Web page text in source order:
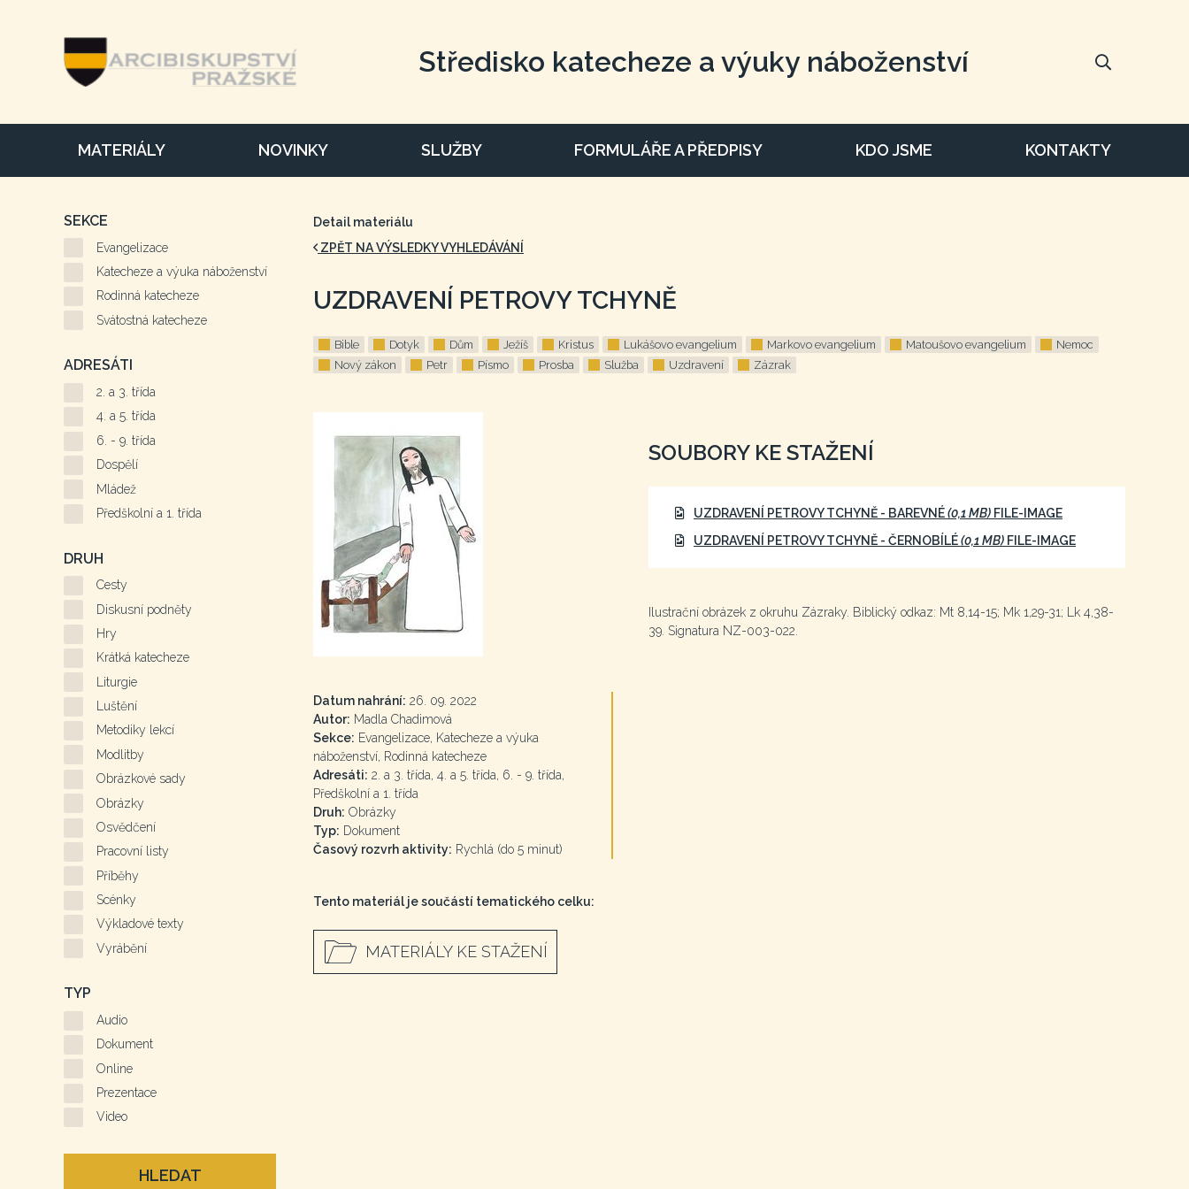
Středisko katecheze a výuky náboženství
MATERIÁLY NOVINKY SLUŽBY FORMULÁŘE A PŘEDPISY KDO JSME KONTAKTY
Detail materiálu
ZPĚT NA VÝSLEDKY VYHLEDÁVÁNÍ
UZDRAVENÍ PETROVY TCHYNĚ
Bible Dotyk Dům Ježíš Kristus Lukášovo evangelium Markovo evangelium Matoušovo evangelium
Nemoc
Nový zákon
Petr Písmo Prosba Služba Uzdravení Zázrak
Datum nahrání: 26. 09. 2022
Autor: Madla Chadimová
Sekce: Evangelizace, Katecheze a výuka
náboženství, Rodinná katecheze
Adresáti: 2. a 3. třída, 4. a 5. třída, 6. - 9. třída,
Předškolní a 1. třída
Druh: Obrázky
Typ: Dokument
Časový rozvrh aktivity: Rychlá (do 5 minut)
Tento materiál je součástí tematického celku:
MATERIÁLY KE STAŽENÍ
SOUBORY KE STAŽENÍ
UZDRAVENÍ PETROVY TCHYNĚ - BAREVNÉ(0,1 MB) FILE-IMAGE
UZDRAVENÍ PETROVY TCHYNĚ - ČERNOBÍLÉ(0,1 MB) FILE-IMAGE
Ilustrační obrázek z okruhu Zázraky. Biblický odkaz: Mt 8,14-15; Mk 1,29-31; Lk 4,38-
39. Signatura NZ-003-022.
SEKCE
Evangelizace
Katecheze a výuka náboženství
Rodinná katecheze
Svátostná katecheze
ADRESÁTI
2. a 3. třída
4. a 5. třída
6. - 9. třída
Dospělí
Mládež
Předškolní a 1. třída
DRUH
Cesty
Diskusní podněty
Hry
Krátká katecheze
Liturgie
Luštění
Metodiky lekcí
Modlitby
Obrázkové sady
Obrázky
Osvědčení
Pracovní listy
Příběhy
Scénky
Výkladové texty
Vyrábění
TYP
Audio
Dokument
Online
Prezentace
Video
HLEDAT